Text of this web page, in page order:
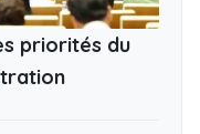
priorités du